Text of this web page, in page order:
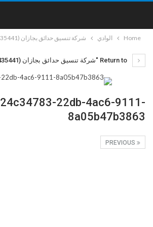
Home الوادي شركة تنسيق حدائق بجازان (0570435441)
24c34783-22db-4ac6-9111-
8a05b47b3863